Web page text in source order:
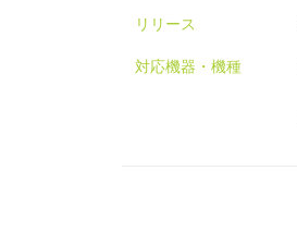
リリース
対応機器・機種